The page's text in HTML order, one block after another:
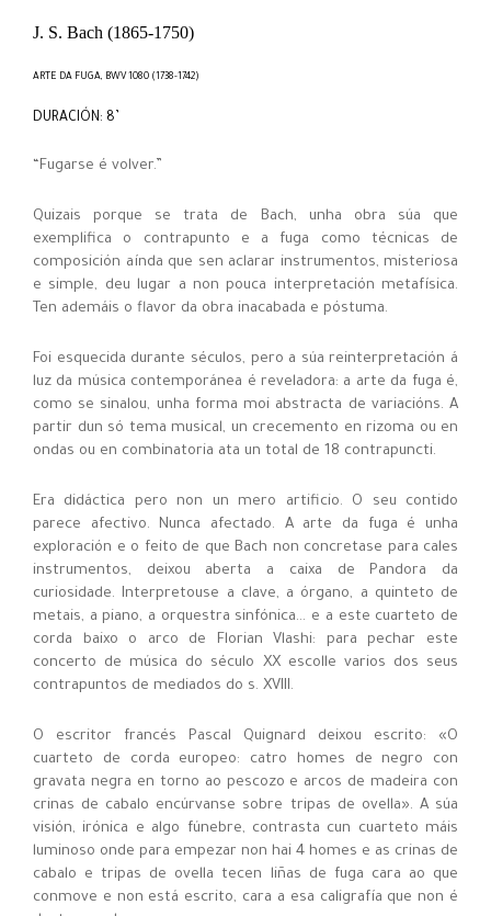
J. S. Bach (1865-1750)
ARTE DA FUGA, BWV 1080 (1738-1742)
DURACIÓN: 8’
“Fugarse é volver.”
Quizais porque se trata de Bach, unha obra súa que
exemplifica o contrapunto e a fuga como técnicas de
composición aínda que sen aclarar instrumentos, misteriosa
e simple, deu lugar a non pouca interpretación metafísica.
Ten ademáis o flavor da obra inacabada e póstuma.
Foi esquecida durante séculos, pero a súa reinterpretación á
luz da música contemporánea é reveladora: a arte da fuga é,
como se sinalou, unha forma moi abstracta de variacións. A
partir dun só tema musical, un crecemento en rizoma ou en
ondas ou en combinatoria ata un total de 18 contrapuncti.
Era didáctica pero non un mero artificio. O seu contido
parece afectivo. Nunca afectado. A arte da fuga é unha
exploración e o feito de que Bach non concretase para cales
instrumentos, deixou aberta a caixa de Pandora da
curiosidade. Interpretouse a clave, a órgano, a quinteto de
metais, a piano, a orquestra sinfónica… e a este cuarteto de
corda baixo o arco de Florian Vlashi: para pechar este
concerto de música do século XX escolle varios dos seus
contrapuntos de mediados do s. XVIII.
O escritor francés Pascal Quignard deixou escrito: «O
cuarteto de corda europeo: catro homes de negro con
gravata negra en torno ao pescozo e arcos de madeira con
crinas de cabalo encúrvanse sobre tripas de ovella». A súa
visión, irónica e algo fúnebre, contrasta cun cuarteto máis
luminoso onde para empezar non hai 4 homes e as crinas de
cabalo e tripas de ovella tecen liñas de fuga cara ao que
conmove e non está escrito, cara a esa caligrafía que non é